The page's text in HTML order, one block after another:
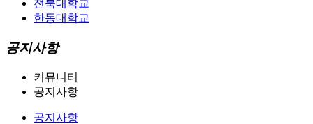
전북대학교
한동대학교
공지사항
커뮤니티
공지사항
공지사항